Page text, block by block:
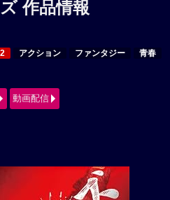
作品情報
アクション ファンタジー 青春
動画配信